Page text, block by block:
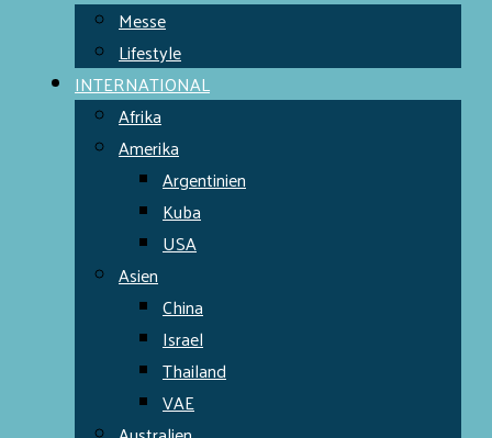
Messe
Lifestyle
INTERNATIONAL
Afrika
Amerika
Argentinien
Kuba
USA
Asien
China
Israel
Thailand
VAE